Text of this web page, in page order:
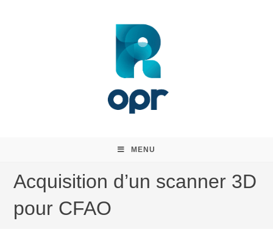
MENU
Acquisition d’un scanner 3D
pour CFAO